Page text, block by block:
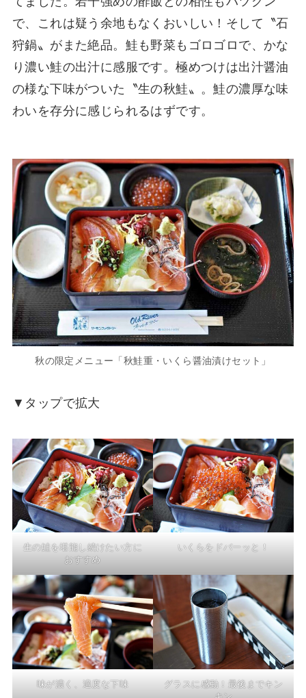
で、これは疑う余地もなくおいしい！そして〝石
狩鍋〟がまた絶品。鮭も野菜もゴロゴロで、かな
り濃い鮭の出汁に感服です。極めつけは出汁醤油
の様な下味がついた〝生の秋鮭〟。鮭の濃厚な味
わいを存分に感じられるはずです。
秋の限定メニュー「秋鮭重・いくら醤油漬けセット」
▼タップで拡大
生の鮭を堪能し続けたい方に
おすすめ
いくらをドバーッと！
味が濃く、適度な下味
グラスに感動！最後までキン